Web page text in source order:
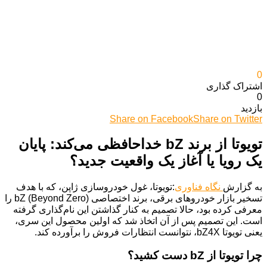
0
اشتراک گذاری‌
0
بازدید
Share on FacebookShare on Twitter
تویوتا از برند bZ خداحافظی می‌کند: پایان
یک رویا یا آغاز یک واقعیت جدید؟
به گزارش نگاه فناوری:تویوتا، غول خودروسازی ژاپن، که با هدف
تسخیر بازار خودروهای برقی، برند اختصاصی bZ (Beyond Zero) را
معرفی کرده بود، حالا تصمیم به کنار گذاشتن این نام‌گذاری گرفته
است. این تصمیم پس از آن اتخاذ شد که اولین محصول این سری،
یعنی تویوتا bZ4X، نتوانست انتظارات فروش را برآورده کند.
چرا تویوتا از bZ دست کشید؟